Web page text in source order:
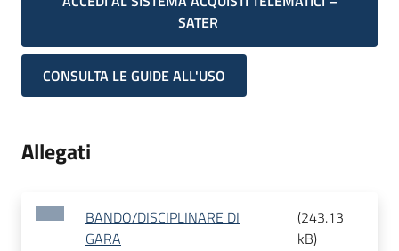
SATER
CONSULTA LE GUIDE ALL'USO
Allegati
BANDO/DISCIPLINARE DI
GARA
(243.13
kB)